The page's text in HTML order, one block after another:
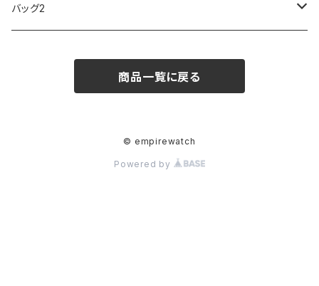
ARCA FUTURA
VANQUISH
VIVIENNE WESTWOOD
ISLAND
PRADA
その他
SWAROVSKI
COACH
OMRON
SPICE OF LIFE
ZIPPO
TSUBOTA PEARL
バッグ2
商品一覧に戻る
© empirewatch
Powered by